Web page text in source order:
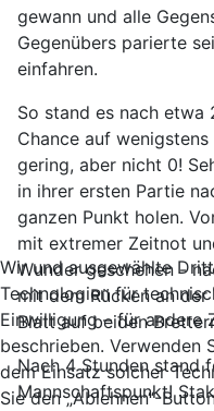
gewann und alle
Gegenübers parierte
einfahren.
So stand es nach
Chance auf
gering, aber nicht 0!
in ihrer ersten Partie
ganzen Punkt holen.
mit extremer Zeitnot
Wunder geschehen -
mit dem Rücken an
Blatt auf beiden
Nach 4 Stunden stand
Mannschaftspunkt!
Wir und ausgewählte
Technologien für
Einwilligung – für andere
beschrieben. Verwenden
dem Einsatz solcher
Sie den „Ablehnen“-